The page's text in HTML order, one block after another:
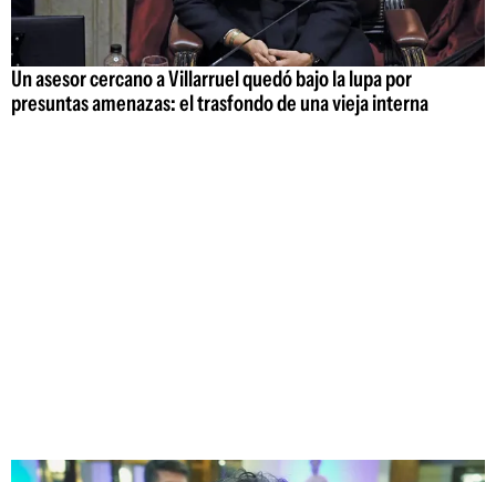
Un asesor cercano a Villarruel quedó bajo la lupa por
presuntas amenazas: el trasfondo de una vieja interna